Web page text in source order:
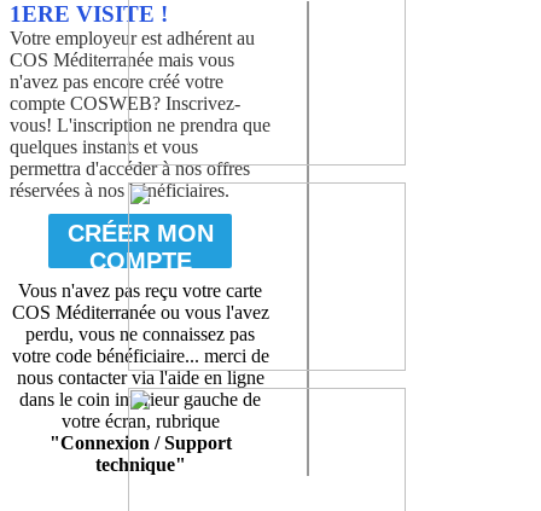
1ERE VISITE !
Votre employeur est adhérent au
COS Méditerranée mais vous
n'avez pas encore créé votre
compte COSWEB? Inscrivez-
vous! L'inscription ne prendra que
quelques instants et vous
permettra d'accéder à nos offres
réservées à nos bénéficiaires.
CRÉER MON
COMPTE
Vous n'avez pas reçu votre carte
COS Méditerranée ou vous l'avez
perdu, vous ne connaissez pas
votre code bénéficiaire... merci de
nous contacter via l'aide en ligne
dans le coin inférieur gauche de
votre écran, rubrique
"Connexion / Support
technique"